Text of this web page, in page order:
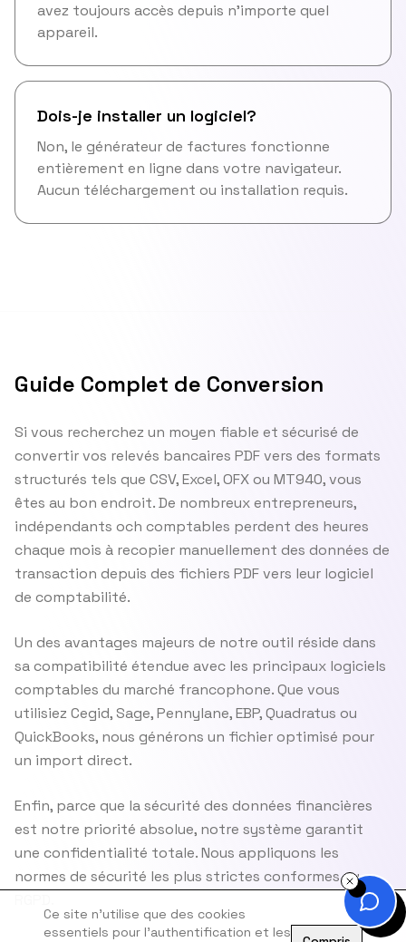
avez toujours accès depuis n'importe quel
appareil.
Dois-je installer un logiciel?
Non, le générateur de factures fonctionne
entièrement en ligne dans votre navigateur.
Aucun téléchargement ou installation requis.
Guide Complet de Conversion
Si vous recherchez un moyen fiable et sécurisé de
convertir vos relevés bancaires PDF vers des formats
structurés tels que CSV, Excel, OFX ou MT940, vous
êtes au bon endroit. De nombreux entrepreneurs,
indépendants och comptables perdent des heures
chaque mois à recopier manuellement des données de
transaction depuis des fichiers PDF vers leur logiciel
de comptabilité.
Un des avantages majeurs de notre outil réside dans
sa compatibilité étendue avec les principaux logiciels
comptables du marché francophone. Que vous
utilisiez Cegid, Sage, Pennylane, EBP, Quadratus ou
QuickBooks, nous générons un fichier optimisé pour
un import direct.
Enfin, parce que la sécurité des données financières
est notre priorité absolue, notre système garantit
une confidentialité totale. Nous appliquons les
normes de sécurité les plus strictes conformes au
Ce site n'utilise que des cookies
essentiels pour l'authentification et les